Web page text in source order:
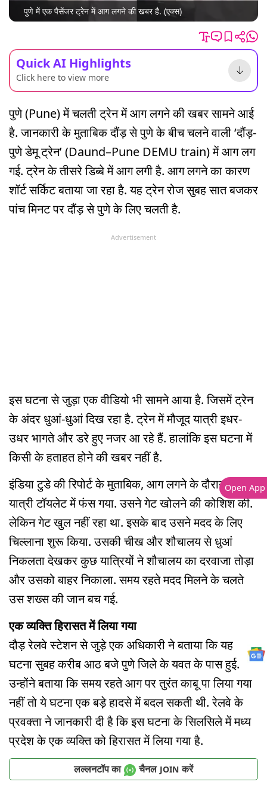
पुणे में एक पैसेंजर ट्रेन में आग लगने की खबर है. (एक्स)
Quick AI Highlights
Click here to view more
पुणे (Pune) में चलती ट्रेन में आग लगने की खबर सामने आई
है. जानकारी के मुताबिक दौंड़ से पुणे के बीच चलने वाली ‘दौंड़-
पुणे डेमू ट्रेन’ (Daund–Pune DEMU train) में आग लग
गई. ट्रेन के तीसरे डिब्बे में आग लगी है. आग लगने का कारण
शॉर्ट सर्किट बताया जा रहा है. यह ट्रेन रोज सुबह सात बजकर
पांच मिनट पर दौंड़ से पुणे के लिए चलती है.
Advertisement
इस घटना से जुड़ा एक वीडियो भी सामने आया है. जिसमें ट्रेन
के अंदर धुआं-धुआं दिख रहा है. ट्रेन में मौजूद यात्री इधर-
उधर भागते और डरे हुए नजर आ रहे हैं. हालांकि इस घटना में
किसी के हताहत होने की खबर नहीं है.
इंडिया टुडे की रिपोर्ट के मुताबिक, आग लगने के दौरान एक
यात्री टॉयलेट में फंस गया. उसने गेट खोलने की कोशिश की.
लेकिन गेट खुल नहीं रहा था. इसके बाद उसने मदद के लिए
चिल्लाना शुरू किया. उसकी चीख और शौचालय से धुआं
निकलता देखकर कुछ यात्रियों ने शौचालय का दरवाजा तोड़ा
और उसको बाहर निकाला. समय रहते मदद मिलने के चलते
उस शख्स की जान बच गई.
एक व्यक्ति हिरासत में लिया गया
दौड़ रेलवे स्टेशन से जुड़े एक अधिकारी ने बताया कि यह
घटना सुबह करीब आठ बजे पुणे जिले के यवत के पास हुई.
उन्होंने बताया कि समय रहते आग पर तुरंत काबू पा लिया गया
नहीं तो ये घटना एक बड़े हादसे में बदल सकती थी. रेलवे के
प्रवक्ता ने जानकारी दी है कि इस घटना के सिलसिले में मध्य
प्रदेश के एक व्यक्ति को हिरासत में लिया गया है.
लल्लनटॉप का चैनल JOIN करें
Open App